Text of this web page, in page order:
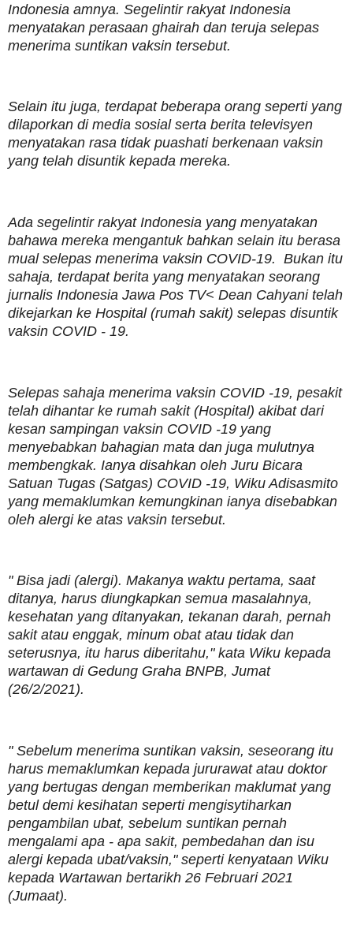
Indonesia amnya. Segelintir rakyat Indonesia
menyatakan perasaan ghairah dan teruja selepas
menerima suntikan vaksin tersebut.
Selain itu juga, terdapat beberapa orang seperti yang
dilaporkan di media sosial serta berita televisyen
menyatakan rasa tidak puashati berkenaan vaksin
yang telah disuntik kepada mereka.
Ada segelintir rakyat Indonesia yang menyatakan
bahawa mereka mengantuk bahkan selain itu berasa
mual selepas menerima vaksin COVID-19. Bukan itu
sahaja, terdapat berita yang menyatakan seorang
jurnalis Indonesia Jawa Pos TV< Dean Cahyani telah
dikejarkan ke Hospital (rumah sakit) selepas disuntik
vaksin COVID - 19.
Selepas sahaja menerima vaksin COVID -19, pesakit
telah dihantar ke rumah sakit (Hospital) akibat dari
kesan sampingan vaksin COVID -19 yang
menyebabkan bahagian mata dan juga mulutnya
membengkak. Ianya disahkan oleh Juru Bicara
Satuan Tugas (Satgas) COVID -19, Wiku Adisasmito
yang memaklumkan kemungkinan ianya disebabkan
oleh alergi ke atas vaksin tersebut.
" Bisa jadi (alergi). Makanya waktu pertama, saat
ditanya, harus diungkapkan semua masalahnya,
kesehatan yang ditanyakan, tekanan darah, pernah
sakit atau enggak, minum obat atau tidak dan
seterusnya, itu harus diberitahu," kata Wiku kepada
wartawan di Gedung Graha BNPB, Jumat
(26/2/2021).
" Sebelum menerima suntikan vaksin, seseorang itu
harus memaklumkan kepada jururawat atau doktor
yang bertugas dengan memberikan maklumat yang
betul demi kesihatan seperti mengisytiharkan
pengambilan ubat, sebelum suntikan pernah
mengalami apa - apa sakit, pembedahan dan isu
alergi kepada ubat/vaksin," seperti kenyataan Wiku
kepada Wartawan bertarikh 26 Februari 2021
(Jumaat).